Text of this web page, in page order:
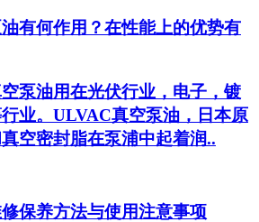
有何作用？在性能上的优势有
油用在光伏行业，电子，镀
业。ULVAC真空泵油，日本原
空密封脂在泵浦中起着润..
保养方法与使用注意事项